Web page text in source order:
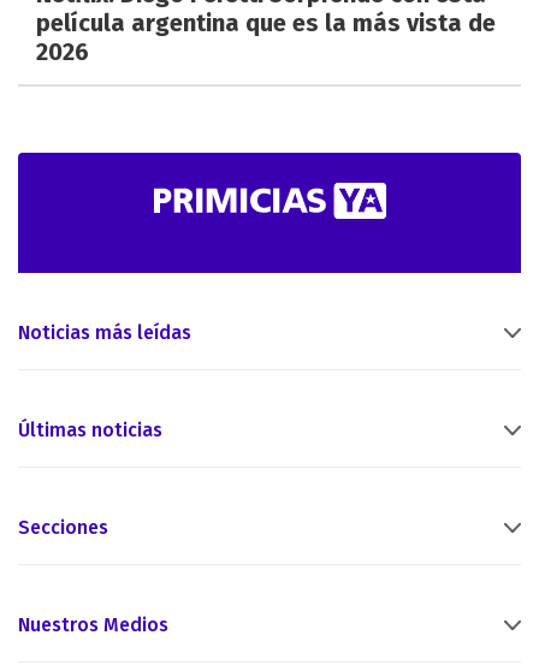
película argentina que es la más vista de
2026
Noticias más leídas
Últimas noticias
Secciones
Nuestros Medios